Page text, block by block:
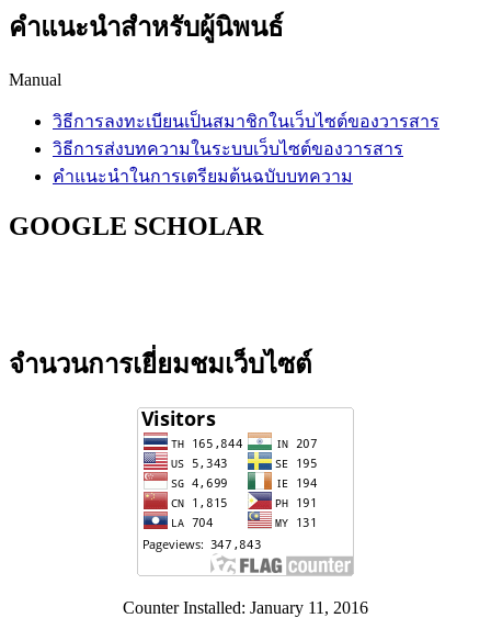
คำแนะนำสำหรับผู้นิพนธ์
Manual
วิธีการลงทะเบียนเป็นสมาชิกในเว็บไซต์ของวารสาร
วิธีการส่งบทความในระบบเว็บไซต์ของวารสาร
คำแนะนำในการเตรียมต้นฉบับบทความ
GOOGLE SCHOLAR
จำนวนการเยี่ยมชมเว็บไซต์
Counter Installed: January 11, 2016